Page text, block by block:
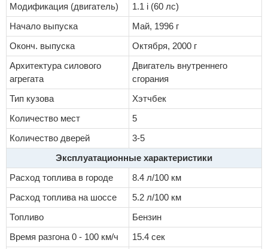
Модификация (двигатель)
1.1 i (60 лс)
Начало выпуска
Май, 1996 г
Оконч. выпуска
Октября, 2000 г
Архитектура силового
агрегата
Двигатель внутреннего
сгорания
Тип кузова
Хэтчбек
Количество мест
5
Количество дверей
3-5
Эксплуатационные характеристики
Расход топлива в городе
8.4 л/100 км
Расход топлива на шоссе
5.2 л/100 км
Топливо
Бензин
Время разгона 0 - 100 км/ч
15.4 сек